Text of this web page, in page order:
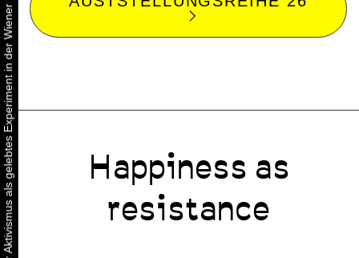
Happiness as
resistance